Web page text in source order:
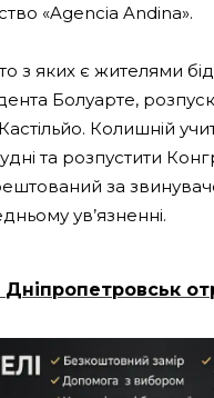
«Agencia Andina».
з яких є жителями
Болуарте,
Колишній
та розпустити
за
ув’язненні.
Дніпропетровськ